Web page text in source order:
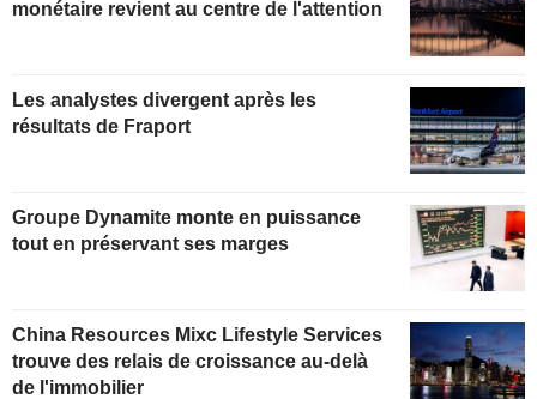
monétaire revient au centre de l'attention
Les analystes divergent après les
résultats de Fraport
Groupe Dynamite monte en puissance
tout en préservant ses marges
China Resources Mixc Lifestyle Services
trouve des relais de croissance au-delà
de l'immobilier